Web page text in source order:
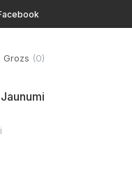
Grozs 0
Jaunumi